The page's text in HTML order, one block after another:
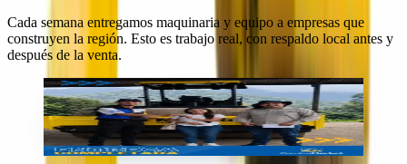
Cada semana entregamos maquinaria y equipo a empresas que
construyen la región. Esto es trabajo real, con respaldo local antes y
después de la venta.
Entrega
Entrega de equipo en Guatemala
🇬🇹 Guatemala